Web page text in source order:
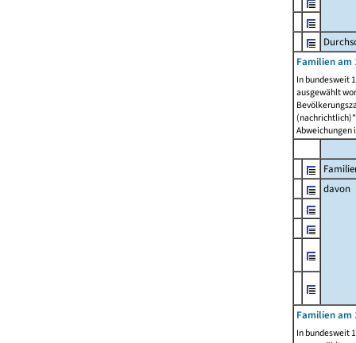
Familien am
In bundesweit
ausgewählt
Abweichungen
davon
Familien am
In bundesweit